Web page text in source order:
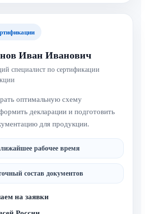
Иван Иванович
специалист по сертификации
оптимальную схему
декларации и подготовить
для продукции.
рабочее время
состав документов
на заявки